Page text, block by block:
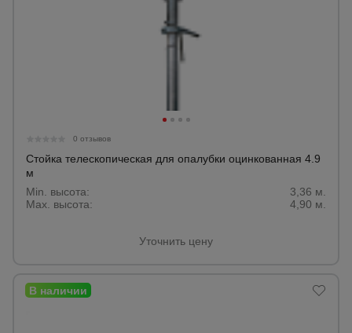
0 отзывов
Стойка телескопическая для опалубки оцинкованная 4.9
м
Min. высота:
3,36 м.
Max. высота:
4,90 м.
Уточнить цену
Оборудование
склада
и садовые